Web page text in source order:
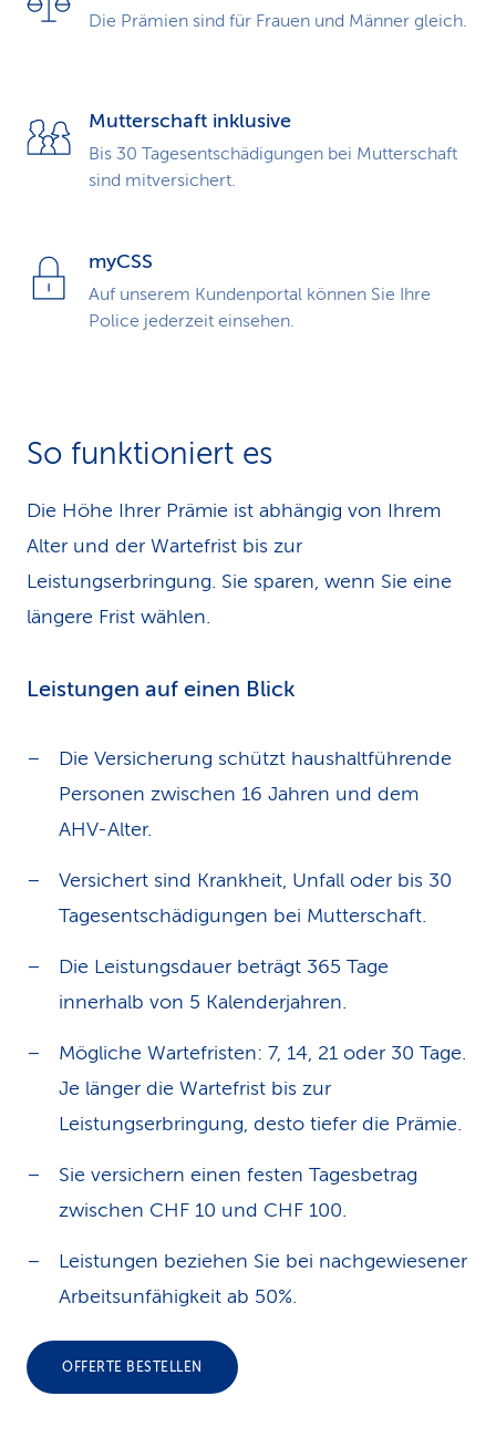
Die Prämien sind für Frauen und Männer gleich.
Mutterschaft inklusive
Bis 30 Tagesentschädigungen bei Mutterschaft
sind mitversichert.
myCSS
Auf unserem Kundenportal können Sie Ihre
Police jederzeit einsehen.
So funktioniert es
Die Höhe Ihrer Prämie ist abhängig von Ihrem
Alter und der Wartefrist bis zur
Leistungserbringung. Sie sparen, wenn Sie eine
längere Frist wählen.
Leistungen auf einen Blick
Die Versicherung schützt haushaltführende
Personen zwischen 16 Jahren und dem
AHV-Alter.
Versichert sind Krankheit, Unfall oder bis 30
Tagesentschädigungen bei Mutterschaft.
Die Leistungsdauer beträgt 365 Tage
innerhalb von 5 Kalenderjahren.
Mögliche Wartefristen: 7, 14, 21 oder 30 Tage.
Je länger die Wartefrist bis zur
Leistungserbringung, desto tiefer die Prämie.
Sie versichern einen festen Tagesbetrag
zwischen CHF 10 und CHF 100.
Leistungen beziehen Sie bei nachgewiesener
Arbeitsunfähigkeit ab 50%.
OFFERTE BESTELLEN